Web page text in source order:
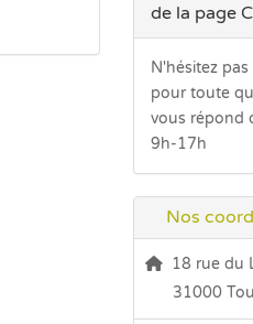
de la page
N'hésitez
pour toute
vous répond
9h-17h
Nos
18 rue du
31000